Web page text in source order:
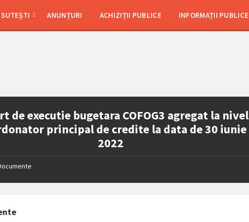
ANUNȚURI ACHIZIȚII PUBLICE INFORMAȚII PUBLICE
de executie bugetara COFOG3 agregat la nivel
principal de credite la data de 30 iunie
2022